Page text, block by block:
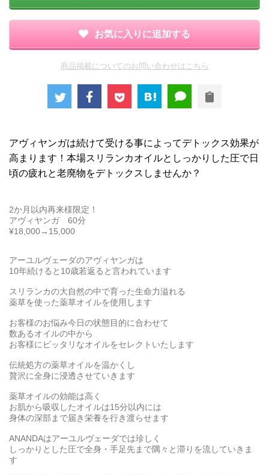
お気に入りに追加する
商品掲載についてのお問い合わせはこちら
アヴィヤンガは続けて受ける事によってデトックス効果が
高まります！本場スリランカオイルとしっかりした圧で日
頃の疲れと老廃物をデトックスしませんか？
2か月以内再来様限定！
アヴィヤンガ 60分
¥18,000→15,000
アーユルヴェーダのアヴィヤンガは
10年続けると10歳若返ると言われています
スリランカの大自然の中で育った生命力溢れる
薬草を使った薬草オイルを使用します
お客様のお悩み今日の状態目的に合わせて
数あるオイルの中から
お客様にピッタリなオイルをセレクトいたします
伝統処方の薬草オイルを温かくし
贅沢に全身に浸透させていきます
薬草オイルの効能は高く
お肌から吸収したオイルは15分以内には
身体の深部まで届き栄養を行き渡らせます
ANANDAはアーユルヴェーダでは珍しく
しっかりとした圧で全身・手足先まで隅々と滞りを流していきま
す